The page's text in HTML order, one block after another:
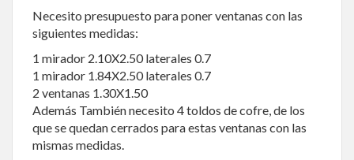
Necesito presupuesto para poner ventanas con las
siguientes medidas:
1 mirador 2.10X2.50 laterales 0.7
1 mirador 1.84X2.50 laterales 0.7
2 ventanas 1.30X1.50
Además También necesito 4 toldos de cofre, de los
que se quedan cerrados para estas ventanas con las
mismas medidas.